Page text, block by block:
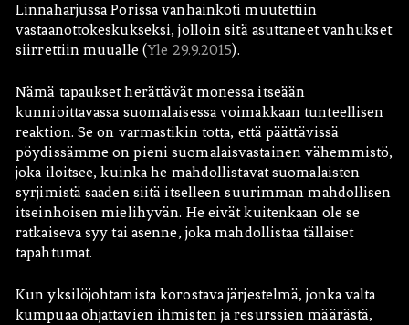
Linnaharjussa Porissa vanhainkoti muutettiin
vastaanottokeskukseksi, jolloin sitä asuttaneet vanhukset
siirrettiin muualle (Yle 29.9.2015).
Nämä tapaukset herättävät monessa itseään
kunnioittavassa suomalaisessa voimakkaan tunteellisen
reaktion. Se on varmastikin totta, että päättävissä
pöydissämme on pieni suomalaisvastainen vähemmistö,
joka iloitsee, kuinka he mahdollistavat suomalaisten
syrjimistä saaden siitä itselleen suurimman mahdollisen
itseinhoisen mielihyvän. He eivät kuitenkaan ole se
ratkaiseva syy tai asenne, joka mahdollistaa tällaiset
tapahtumat.
Kun yksilöjohtamista korostava järjestelmä, jonka valta
kumpuaa ohjattavien ihmisten ja resurssien määrästä,